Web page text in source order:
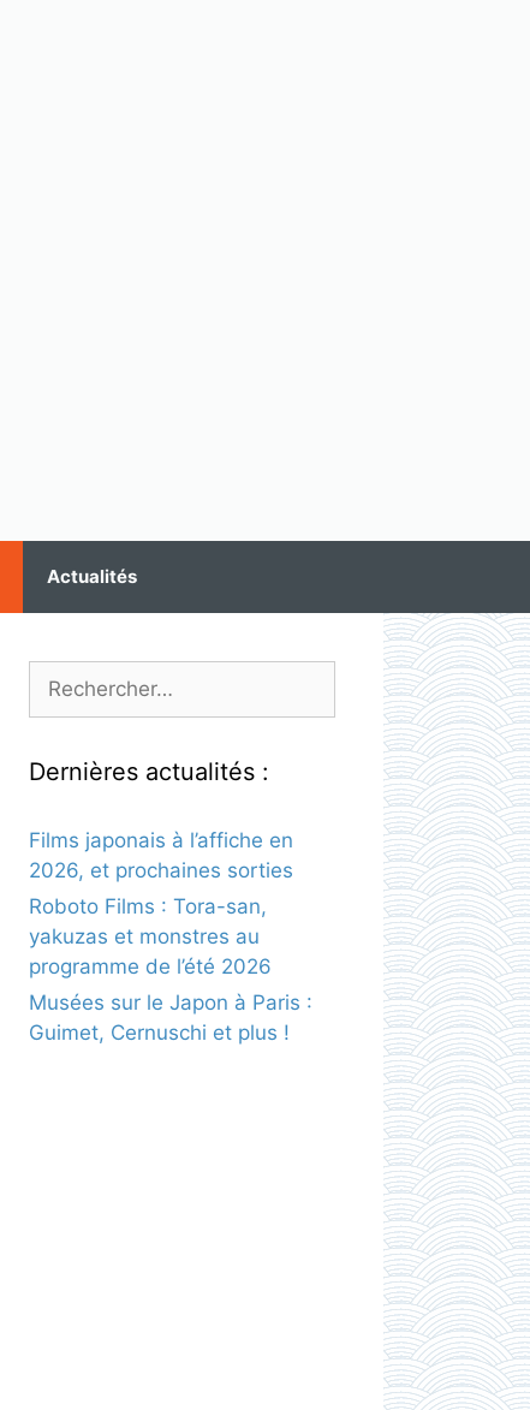
Actualités
Rechercher :
Dernières actualités :
Films japonais à l’affiche en
2026, et prochaines sorties
Roboto Films : Tora-san,
yakuzas et monstres au
programme de l’été 2026
Musées sur le Japon à Paris :
Guimet, Cernuschi et plus !